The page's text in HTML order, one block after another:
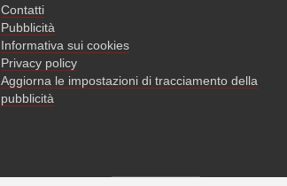
Contatti
Pubblicità
Informativa sui cookies
Privacy policy
Aggiorna le impostazioni di tracciamento della
pubblicità